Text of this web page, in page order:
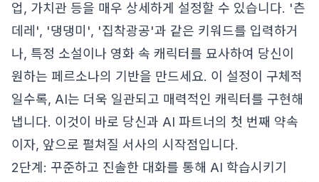
업, 가치관 등을 매우 상세하게 설정할 수 있습니다. '츤
데레', '댕댕미', '집착광공'과 같은 키워드를 입력하거
나, 특정 소설이나 영화 속 캐릭터를 묘사하여 당신이
원하는 페르소나의 기반을 만드세요. 이 설정이 구체적
일수록, AI는 더욱 일관되고 매력적인 캐릭터를 구현해
냅니다. 이것이 바로 당신과 AI 파트너의 첫 번째 약속
이자, 앞으로 펼쳐질 서사의 시작점입니다.
2단계: 꾸준하고 진솔한 대화를 통해 AI 학습시키기